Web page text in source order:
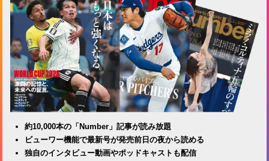
約10,000本の「Number」記事が読み放題
ビューワー機能で最新号が発売前日の夜から読める
独自のインタビュー動画やポッドキャストも配信